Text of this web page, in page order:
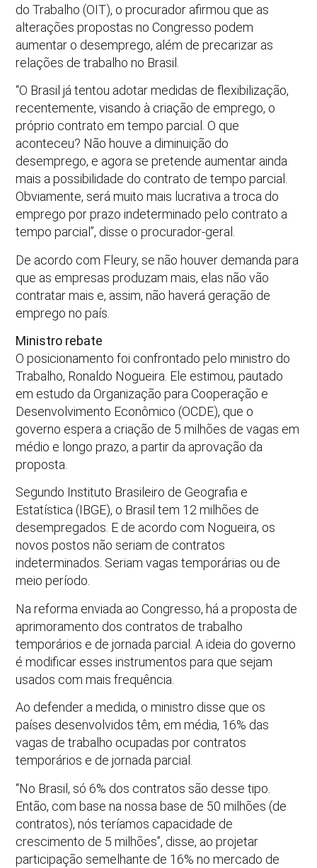
do Trabalho (OIT), o procurador afirmou que as
alterações propostas no Congresso podem
aumentar o desemprego, além de precarizar as
relações de trabalho no Brasil.
“O Brasil já tentou adotar medidas de flexibilização,
recentemente, visando à criação de emprego, o
próprio contrato em tempo parcial. O que
aconteceu? Não houve a diminuição do
desemprego, e agora se pretende aumentar ainda
mais a possibilidade do contrato de tempo parcial.
Obviamente, será muito mais lucrativa a troca do
emprego por prazo indeterminado pelo contrato a
tempo parcial”, disse o procurador-geral.
De acordo com Fleury, se não houver demanda para
que as empresas produzam mais, elas não vão
contratar mais e, assim, não haverá geração de
emprego no país.
Ministro rebate
O posicionamento foi confrontado pelo ministro do
Trabalho, Ronaldo Nogueira. Ele estimou, pautado
em estudo da Organização para Cooperação e
Desenvolvimento Econômico (OCDE), que o
governo espera a criação de 5 milhões de vagas em
médio e longo prazo, a partir da aprovação da
proposta.
Segundo Instituto Brasileiro de Geografia e
Estatística (IBGE), o Brasil tem 12 milhões de
desempregados. E de acordo com Nogueira, os
novos postos não seriam de contratos
indeterminados. Seriam vagas temporárias ou de
meio período.
Na reforma enviada ao Congresso, há a proposta de
aprimoramento dos contratos de trabalho
temporários e de jornada parcial. A ideia do governo
é modificar esses instrumentos para que sejam
usados com mais frequência.
Ao defender a medida, o ministro disse que os
países desenvolvidos têm, em média, 16% das
vagas de trabalho ocupadas por contratos
temporários e de jornada parcial.
“No Brasil, só 6% dos contratos são desse tipo.
Então, com base na nossa base de 50 milhões (de
contratos), nós teríamos capacidade de
crescimento de 5 milhões”, disse, ao projetar
participação semelhante de 16% no mercado de